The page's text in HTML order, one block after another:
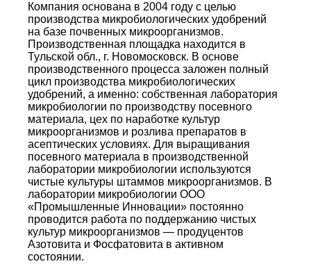
Компания основана в 2004 году с целью
производства микробиологических удобрений
на базе почвенных микроорганизмов.
Производственная площадка находится в
Тульской обл., г. Новомосковск. В основе
производственного процесса заложен полный
цикл производства микробиологических
удобрений, а именно: собственная лаборатория
микробиологии по производству посевного
материала, цех по наработке культур
микроорганизмов и розлива препаратов в
асептических условиях. Для выращивания
посевного материала в производственной
лаборатории микробиологии используются
чистые культуры штаммов микроорганизмов. В
лаборатории микробиологии ООО
«Промышленные Инновации» постоянно
проводится работа по поддержанию чистых
культур микроорганизмов — продуцентов
Азотовита и Фосфатовита в активном
состоянии.